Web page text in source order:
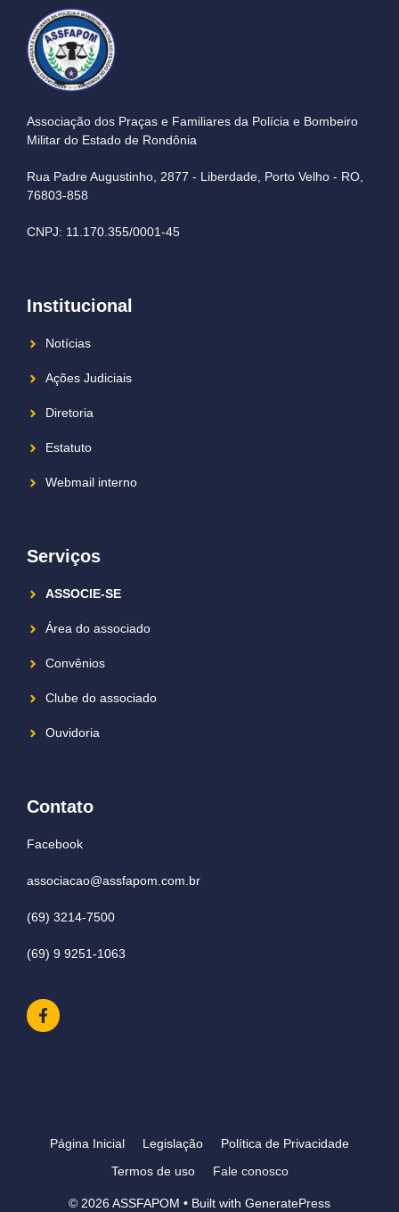
Associação dos Praças e Familiares da Polícia e Bombeiro
Militar do Estado de Rondônia
Rua Padre Augustinho, 2877 - Liberdade, Porto Velho - RO,
76803-858
CNPJ: 11.170.355/0001-45
Institucional
Notícias
Ações Judiciais
Diretoria
Estatuto
Webmail interno
Serviços
ASSOCIE-SE
Área do associado
Convênios
Clube do associado
Ouvidoria
Contato
Facebook
associacao@assfapom.com.br
(69) 3214-7500
(69) 9 9251-1063
Página Inicial Legislação
Política de Privacidade
Termos de uso
Fale conosco
© 2026 ASSFAPOM • Built with GeneratePress